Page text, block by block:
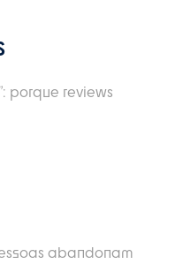
porque reviews
abandonam